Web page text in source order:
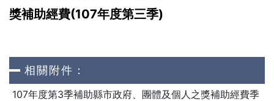
獎補助經費(107年度第三季)
相關附件：
107年度第3季補助縣市政府、團體及個人之獎補助經費季